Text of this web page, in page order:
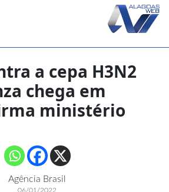
a cepa H3N2
chega em
ministério
Agência Brasil
06/01/2022